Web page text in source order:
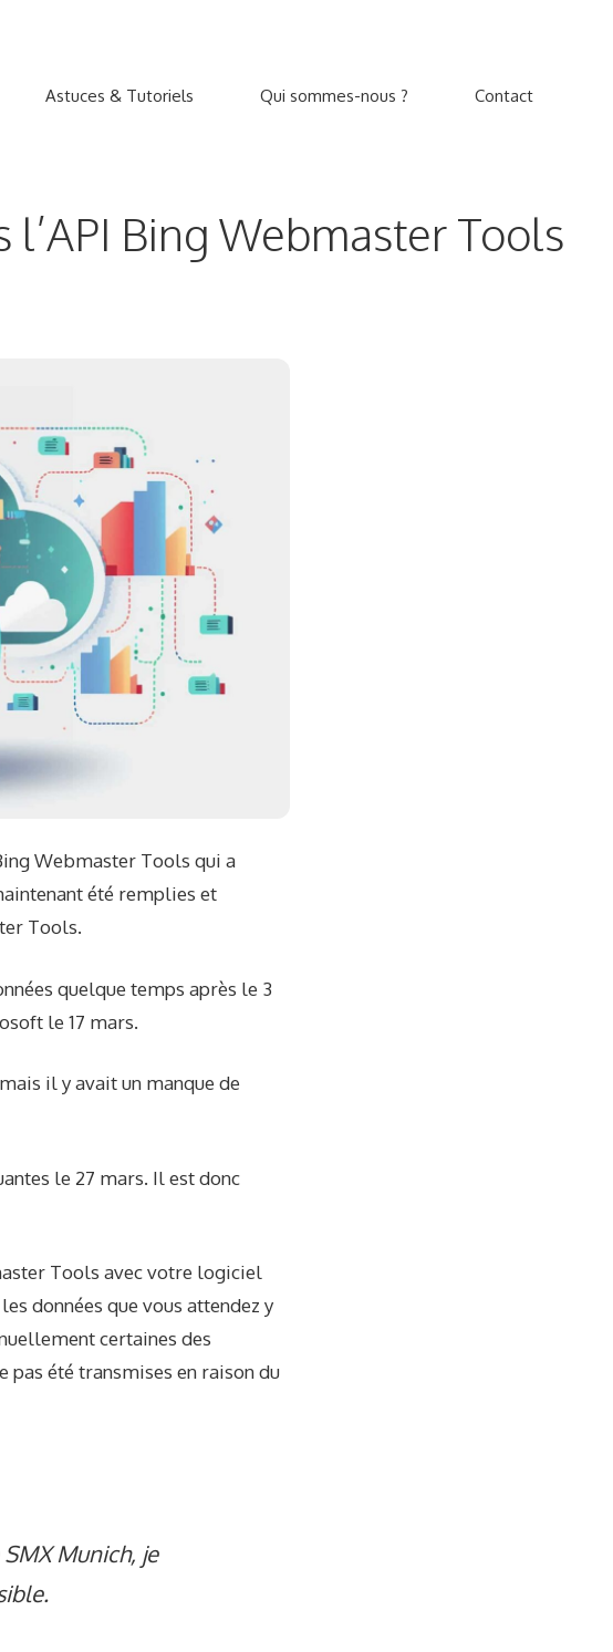
Astuces & Tutoriels Qui sommes-nous ? Contact
Bing Webmaster Tools
Webmaster Tools qui a
été remplies et
Tools.
quelque temps après le 3
le 17 mars.
il y avait un manque de
le 27 mars. Il est donc
Tools avec votre logiciel
données que vous attendez y
certaines des
pas été transmises en raison du
Munich, je